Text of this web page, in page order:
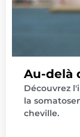
Au-delà
Découvrez
la
cheville.